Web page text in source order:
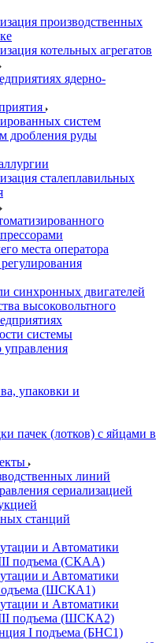
производственных
котельных агрегатов
ядерно-
систем
дробления руды
сталеплавильных
места оператора
синхронных двигателей
высоковольтного
системы
управления
упаковки и
пачек (лотков) с яйцами в
линий
сериализацией
станций
и Автоматики
подъема (СКАА)
и Автоматики
(ШСКА1)
и Автоматики
III подъема (ШСКА2)
I подъема (БНС1)